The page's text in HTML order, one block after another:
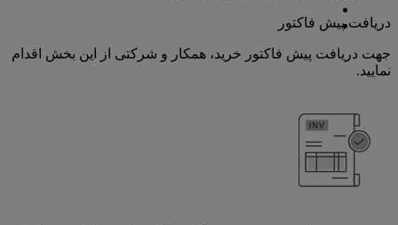
دریافت پیش فاکتور
جهت دریافت پیش فاکتور خرید، همکار و شرکتی از این بخش اقدام
نمایید.